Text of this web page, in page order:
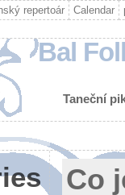
repertoár Calendar
Bal
Taneční
Co